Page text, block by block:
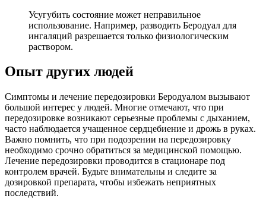
Усугубить состояние может неправильное
использование. Например, разводить Беродуал для
ингаляций разрешается только физиологическим
раствором.
Опыт других людей
Симптомы и лечение передозировки Беродуалом вызывают
большой интерес у людей. Многие отмечают, что при
передозировке возникают серьезные проблемы с дыханием,
часто наблюдается учащенное сердцебиение и дрожь в руках.
Важно помнить, что при подозрении на передозировку
необходимо срочно обратиться за медицинской помощью.
Лечение передозировки проводится в стационаре под
контролем врачей. Будьте внимательны и следите за
дозировкой препарата, чтобы избежать неприятных
последствий.